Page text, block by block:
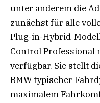
unter anderem die
zunächst für alle
Plug‑in‑Hybrid-
Control Professional
verfügbar. Sie stellt
BMW typischer
maximalem